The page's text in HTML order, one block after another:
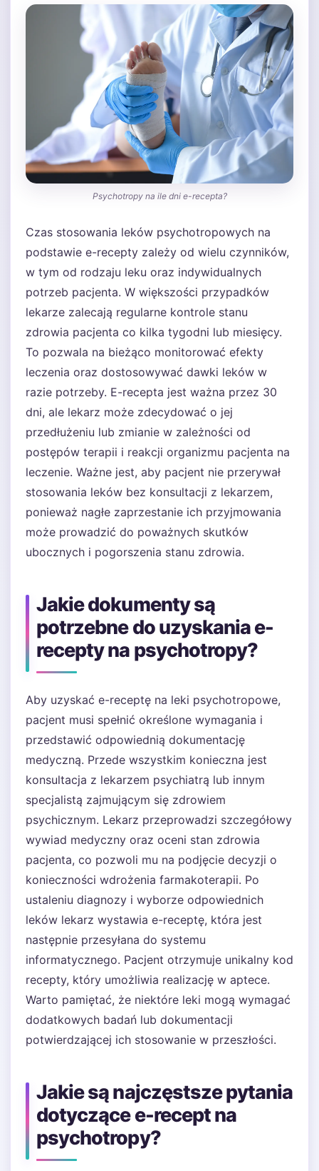
Psychotropy na ile dni e-recepta?
Czas stosowania leków psychotropowych na
podstawie e-recepty zależy od wielu czynników,
w tym od rodzaju leku oraz indywidualnych
potrzeb pacjenta. W większości przypadków
lekarze zalecają regularne kontrole stanu
zdrowia pacjenta co kilka tygodni lub miesięcy.
To pozwala na bieżąco monitorować efekty
leczenia oraz dostosowywać dawki leków w
razie potrzeby. E-recepta jest ważna przez 30
dni, ale lekarz może zdecydować o jej
przedłużeniu lub zmianie w zależności od
postępów terapii i reakcji organizmu pacjenta na
leczenie. Ważne jest, aby pacjent nie przerywał
stosowania leków bez konsultacji z lekarzem,
ponieważ nagłe zaprzestanie ich przyjmowania
może prowadzić do poważnych skutków
ubocznych i pogorszenia stanu zdrowia.
Jakie dokumenty są
potrzebne do uzyskania e-
recepty na psychotropy?
Aby uzyskać e-receptę na leki psychotropowe,
pacjent musi spełnić określone wymagania i
przedstawić odpowiednią dokumentację
medyczną. Przede wszystkim konieczna jest
konsultacja z lekarzem psychiatrą lub innym
specjalistą zajmującym się zdrowiem
psychicznym. Lekarz przeprowadzi szczegółowy
wywiad medyczny oraz oceni stan zdrowia
pacjenta, co pozwoli mu na podjęcie decyzji o
konieczności wdrożenia farmakoterapii. Po
ustaleniu diagnozy i wyborze odpowiednich
leków lekarz wystawia e-receptę, która jest
następnie przesyłana do systemu
informatycznego. Pacjent otrzymuje unikalny kod
recepty, który umożliwia realizację w aptece.
Warto pamiętać, że niektóre leki mogą wymagać
dodatkowych badań lub dokumentacji
potwierdzającej ich stosowanie w przeszłości.
Jakie są najczęstsze pytania
dotyczące e-recept na
psychotropy?